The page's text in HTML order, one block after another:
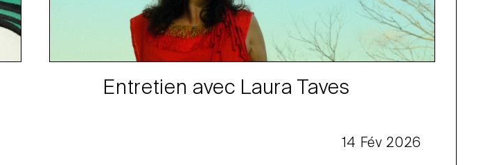
Entretien avec Laura Taves
14 Fév 2026